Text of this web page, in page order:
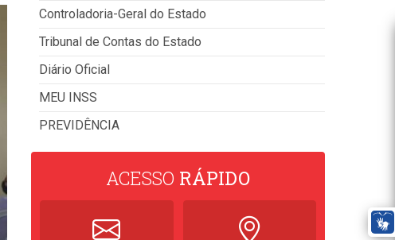
Controladoria-Geral do Estado
Tribunal de Contas do Estado
Diário Oficial
MEU INSS
PREVIDÊNCIA
ACESSO RÁPIDO